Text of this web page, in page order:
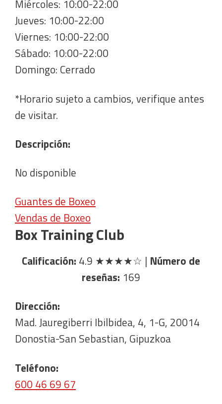
Miércoles: 10:00-22:00
Jueves: 10:00-22:00
Viernes: 10:00-22:00
Sábado: 10:00-22:00
Domingo: Cerrado
*Horario sujeto a cambios, verifique antes
de visitar.
Descripción:
No disponible
Guantes de Boxeo
Vendas de Boxeo
Box Training Club
Calificación: 4.9 ★★★★☆ | Número de
reseñas: 169
Dirección:
Mad. Jauregiberri Ibilbidea, 4, 1-G, 20014
Donostia-San Sebastian, Gipuzkoa
Teléfono:
600 46 69 67